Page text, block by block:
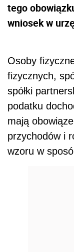
tego
wniosek w
Osoby
fizycznych,
spółki
podatku
mają
przychodów i
wzoru w